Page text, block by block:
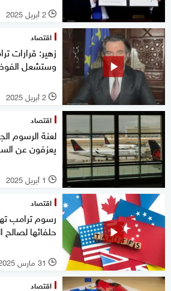
l 2 أبريل 2025
اقتصاد
زهير: قرارات
وستشعل
l 2 أبريل 2025
اقتصاد
لعنة الرسوم
يعزفون عن
l 1 أبريل 2025
اقتصاد
رسوم ترامب
حلفائها
l 31 مارس 2025
اقتصاد